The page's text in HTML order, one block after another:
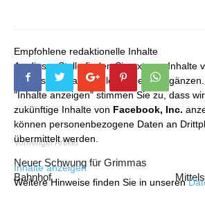
Empfohlene redaktionelle Inhalte
An dieser Stelle finden Sie externe Inhalte
die unser redaktionelles Angebot
"Inhalte anzeigen" stimmen Sie zu, dass
zukünftige Inhalte von Facebook, Inc.
können personenbezogene Daten an
übermittelt werden.
Inhalte anzeigen
Weitere Hinweise finden Sie in unseren
Vorheriger Artikel
Neuer Schwung für Grimmas
Bahnhof